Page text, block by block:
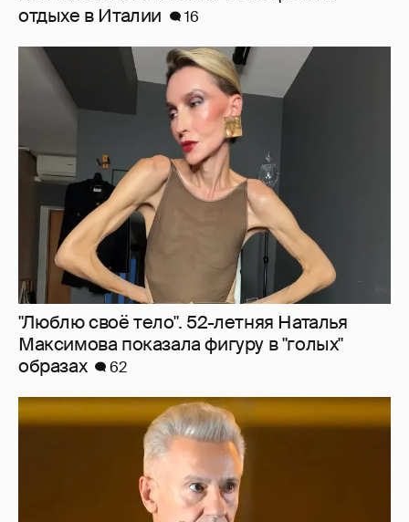
отдыхе в Италии
16
"Люблю своё тело". 52-летняя Наталья
Максимова показала фигуру в "голых"
образах
62